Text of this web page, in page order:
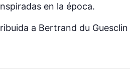
en la época.
a Bertrand du